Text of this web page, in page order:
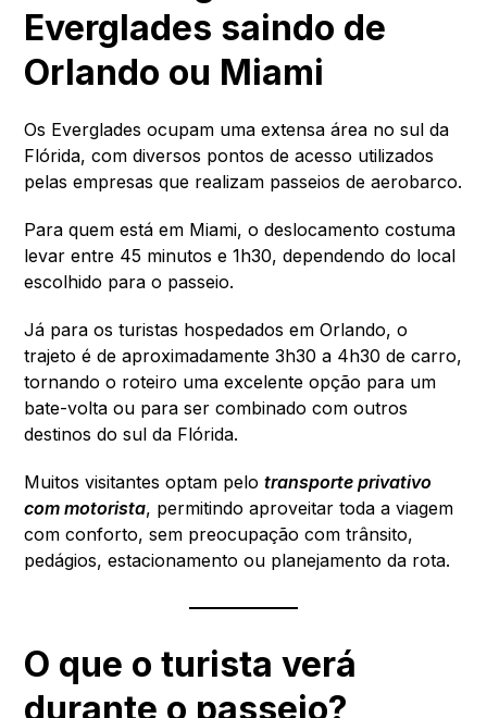
Everglades saindo de
Orlando ou Miami
Os Everglades ocupam uma extensa área no sul da
Flórida, com diversos pontos de acesso utilizados
pelas empresas que realizam passeios de aerobarco.
Para quem está em Miami, o deslocamento costuma
levar entre 45 minutos e 1h30, dependendo do local
escolhido para o passeio.
Já para os turistas hospedados em Orlando, o
trajeto é de aproximadamente 3h30 a 4h30 de carro,
tornando o roteiro uma excelente opção para um
bate-volta ou para ser combinado com outros
destinos do sul da Flórida.
Muitos visitantes optam pelotransporte privativo
com motorista, permitindo aproveitar toda a viagem
com conforto, sem preocupação com trânsito,
pedágios, estacionamento ou planejamento da rota.
O que o turista verá
durante o passeio?